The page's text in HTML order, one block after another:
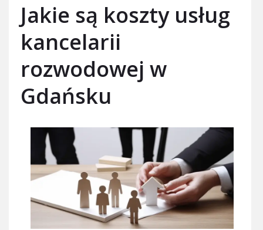
Jakie są koszty usług
kancelarii
rozwodowej w
Gdańsku